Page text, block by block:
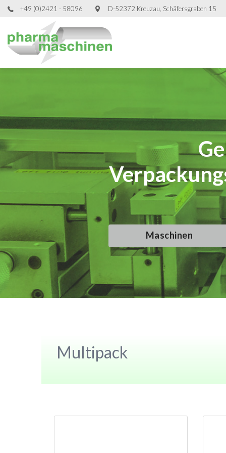
+49 (0)2421 - 58096 D-52372 Kreuzau, Schäfersgraben 15
Maschinen
Maschinen
Maschinen
Maschinen
Multipack